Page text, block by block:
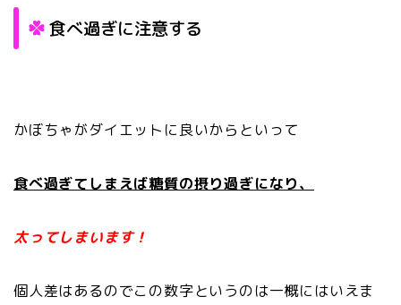
食べ過ぎに注意する
かぼちゃがダイエットに良いからといって
食べ過ぎてしまえば糖質の摂り過ぎになり、
太ってしまいます！
個人差はあるのでこの数字というのは一概にはいえま